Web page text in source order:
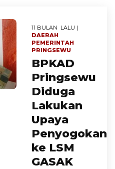
11 BULAN LALU |
DAERAH
PEMERINTAH
PRINGSEWU
BPKAD
Pringsewu
Diduga
Lakukan
Upaya
Penyogokan
ke LSM
GASAK